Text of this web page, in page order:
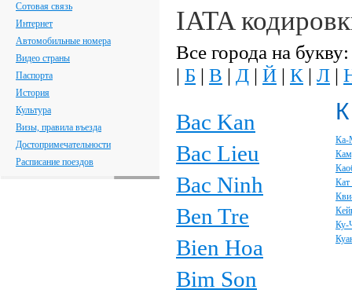
Сотовая связь
Интернет
Автомобильные номера
Видео страны
Паспорта
История
Культура
Визы, правила въезда
Достопримечательности
Расписание поездов
IATA
Все города на букву:
| Б | В | Д | Й | К | Л |
Bac Kan
Bac Lieu
Bac Ninh
Ben Tre
Bien Hoa
Bim Son
К
Ка-
Кат
Ку-